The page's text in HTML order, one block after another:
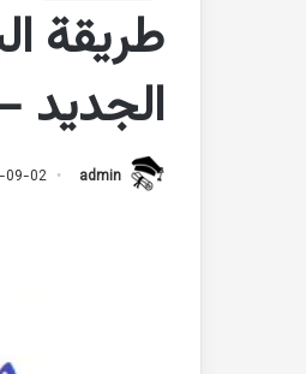
طريقة
الجديد
admin
09-02